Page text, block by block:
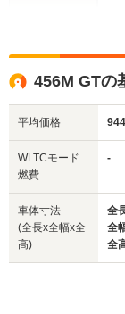
サイズ
(全長x全幅x全高)
456M GTの
平均価格
WLTCモード
燃費
-
車体寸法
(全長x全幅x全
高)
全
全
全